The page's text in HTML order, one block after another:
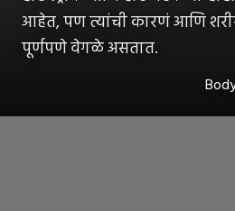
आहेत, पण त्यांची कारणं आणि
पूर्णपणे वेगळे असतात.